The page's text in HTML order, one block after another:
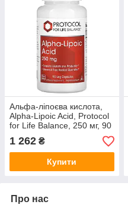
Альфа-ліпоєва кислота,
Alpha-Lipoic Acid, Protocol
for Life Balance, 250 мг, 90
веганських капсул
1 262 ₴
Купити
Про нас